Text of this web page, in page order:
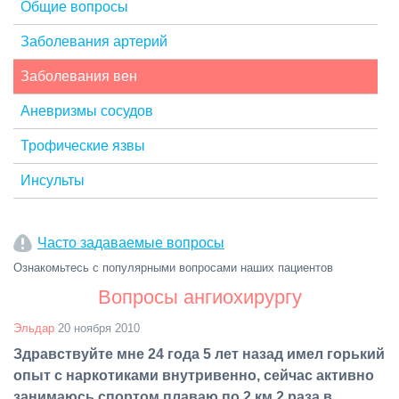
Общие вопросы
Заболевания артерий
Заболевания вен
Аневризмы сосудов
Трофические язвы
Инсульты
Часто задаваемые вопросы
Ознакомьтесь с популярными вопросами наших пациентов
Вопросы ангиохирургу
Эльдар 20 ноября 2010
Здравствуйте мне 24 года 5 лет назад имел горький
опыт с наркотиками внутривенно, сейчас активно